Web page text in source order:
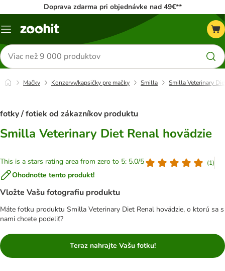
Doprava zdarma pri objednávke nad 49€**
Kategórie
Hľadať
produkty
Mačky Konzervy/kapsičky pre mačky Smilla Smilla Veterinary
fotky / fotiek od zákazníkov produktu
Smilla Veterinary Diet Renal hovädzie
This is a stars rating area from zero to 5: 5.0/5 (1)
Ohodnoťte tento produkt!
Vložte Vašu fotografiu produktu
Máte fotku produktu Smilla Veterinary Diet Renal hovädzie, o ktorú sa s
nami chcete podeliť?
Teraz nahrajte Vašu fotku!